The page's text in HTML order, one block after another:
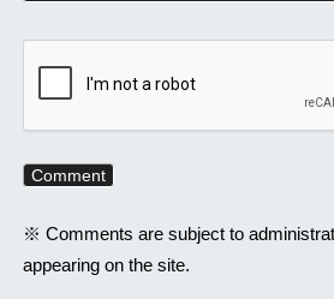
※ Comments are subject to
appearing on the site.